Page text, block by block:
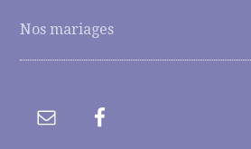
Nos mariages